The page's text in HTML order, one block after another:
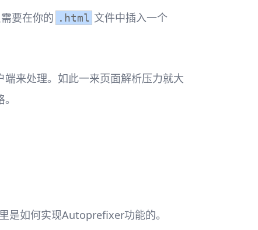
要在你的 .html 文件中插入一个
来处理。如此一来页面解析压力就大
是如何实现Autoprefixer功能的。